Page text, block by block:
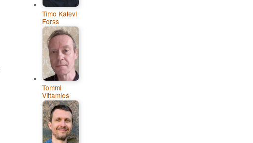
Timo Kalevi
Forss
Tommi
Viitamies